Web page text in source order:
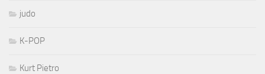
judo
K-POP
Kurt Pietro